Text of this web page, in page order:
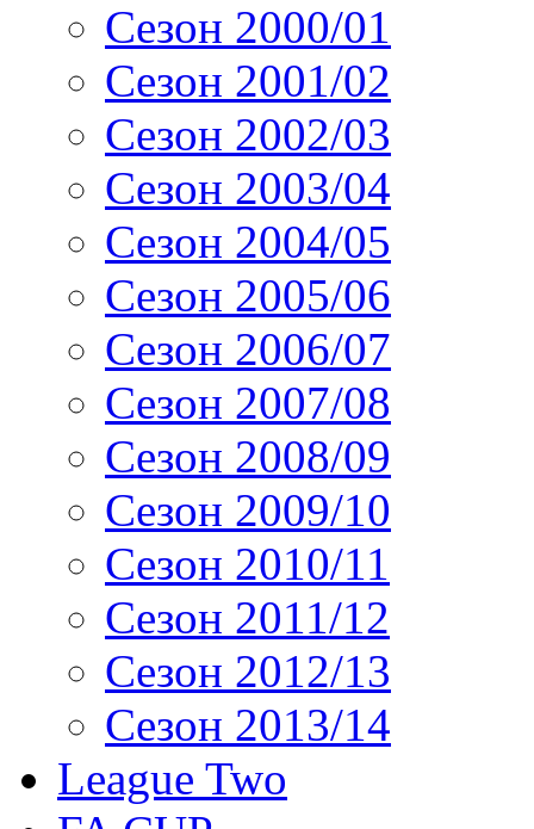
Сезон 2000/01
Сезон 2001/02
Сезон 2002/03
Сезон 2003/04
Сезон 2004/05
Сезон 2005/06
Сезон 2006/07
Сезон 2007/08
Сезон 2008/09
Сезон 2009/10
Сезон 2010/11
Сезон 2011/12
Сезон 2012/13
Сезон 2013/14
League Two